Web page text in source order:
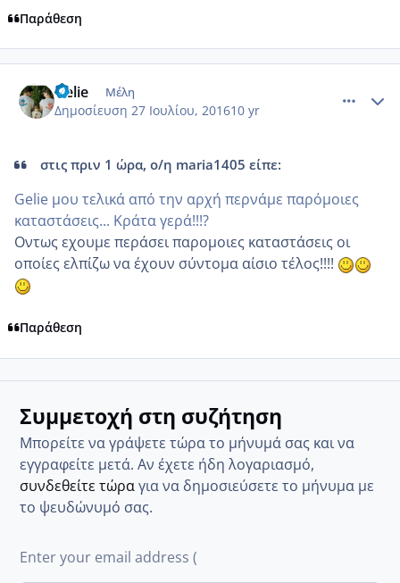
Παράθεση
Gelie Μέλη
Δημοσίευση 27 Ιουλίου, 201610 yr
στις πριν 1 ώρα, ο/η maria1405 είπε:
Gelie μου τελικά από την αρχή περνάμε παρόμοιες
καταστάσεις... Κράτα γερά!!!?
Οντως εχουμε περάσει παρομοιες καταστάσεις οι
οποίες ελπίζω να έχουν σύντομα αίσιο τέλος!!!!
Παράθεση
Συμμετοχή στη συζήτηση
Μπορείτε να γράψετε τώρα το μήνυμά σας και να
εγγραφείτε μετά. Αν έχετε ήδη λογαριασμό,
συνδεθείτε τώραγια να δημοσιεύσετε το μήνυμα με
το ψευδώνυμό σας.